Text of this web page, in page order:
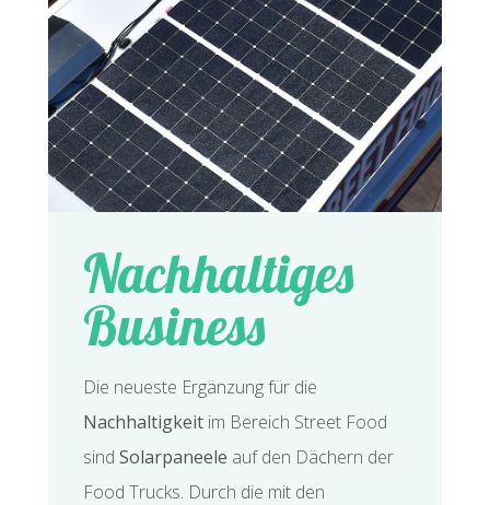
Nachhaltiges
Business
Die neueste Ergänzung für die
Nachhaltigkeit im Bereich Street Food
sind Solarpaneele auf den Dächern der
Food Trucks. Durch die mit den